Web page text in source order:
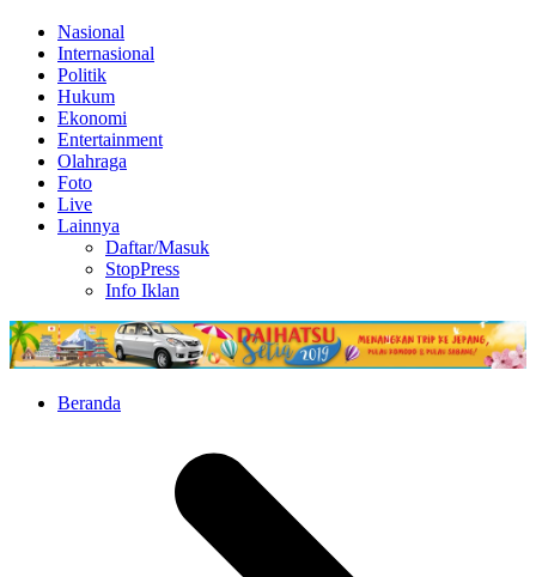
Nasional
Internasional
Politik
Hukum
Ekonomi
Entertainment
Olahraga
Foto
Live
Lainnya
Daftar/Masuk
StopPress
Info Iklan
Beranda